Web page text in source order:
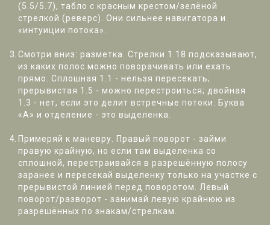
(5.5/5.7), табло с красным крестом/зелёной
стрелкой (реверс). Они сильнее навигатора и
«интуиции потока».
Смотри вниз: разметка. Стрелки 1.18 подсказывают,
из каких полос можно поворачивать или ехать
прямо. Сплошная 1.1 - нельзя пересекать;
прерывистая 1.5 - можно перестроиться; двойная
1.3 - нет, если это делит встречные потоки. Буква
«А» и отделение - это выделенка.
Примеряй к маневру. Правый поворот - займи
правую крайную, но если там выделенка со
сплошной, перестраивайся в разрешённую полосу
заранее и пересекай выделенку только на участке с
прерывистой линией перед поворотом. Левый
поворот/разворот - занимай левую крайнюю из
разрешённых по знакам/стрелкам.